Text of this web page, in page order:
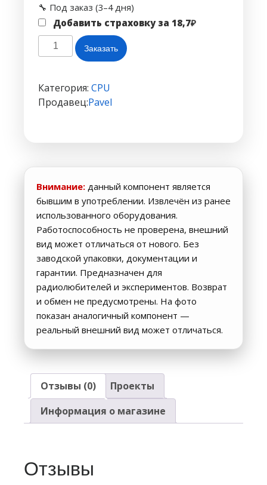
🔧 Под заказ (3–4 дня)
Добавить страховку за 18,7₽
Количество
товара
DIP40
Заказать
Категория: CPU
Продавец:Pavel
Внимание: данный компонент является
бывшим в употреблении. Извлечён из ранее
использованного оборудования.
Работоспособность не проверена, внешний
вид может отличаться от нового. Без
заводской упаковки, документации и
гарантии. Предназначен для
радиолюбителей и экспериментов. Возврат
и обмен не предусмотрены. На фото
показан аналогичный компонент —
реальный внешний вид может отличаться.
Отзывы (0)
Проекты
Информация о магазине
Отзывы